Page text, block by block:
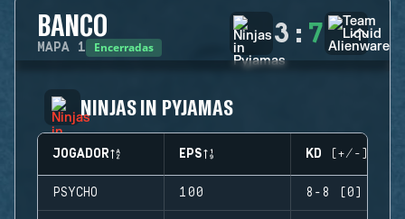
BANCO
MAPA 1 Encerradas 3 : 7
NINJAS IN PYJAMAS
JOGADOR EPS KD (+/-)
PSYCHO 100 8-8 (0)